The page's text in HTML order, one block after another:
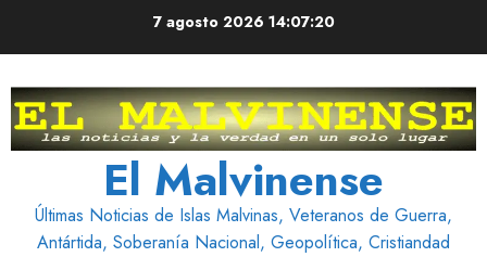
7 agosto 202614:07:21
El Malvinense
Últimas Noticias de Islas Malvinas, Veteranos de Guerra,
Antártida, Soberanía Nacional, Geopolítica, Cristiandad